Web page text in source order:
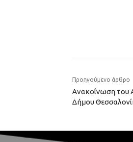
Προηγούμενο άρθρο
Ανακοίνωση του
Δήμου